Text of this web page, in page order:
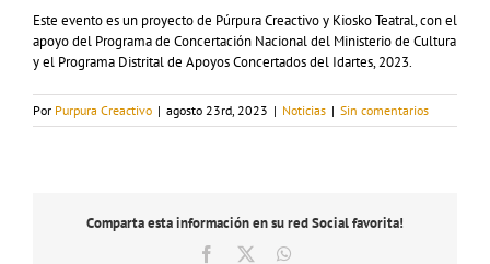
Este evento es un proyecto de Púrpura Creactivo y Kiosko Teatral, con el
apoyo del Programa de Concertación Nacional del Ministerio de Cultura
y el Programa Distrital de Apoyos Concertados del Idartes, 2023.
Por Purpura Creactivo | agosto 23rd, 2023 | Noticias | Sin comentarios
Comparta esta información en su red Social favorita!
Facebook